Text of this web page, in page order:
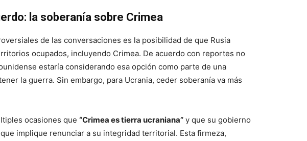
la soberanía sobre Crimea
de las conversaciones es la posibilidad de que Rusia
ocupados, incluyendo Crimea. De acuerdo con reportes no
estaría considerando esa opción como parte de una
la guerra. Sin embargo, para Ucrania, ceder soberanía va más
ocasiones que “Crimea es tierra ucraniana” y que su gobierno
implique renunciar a su integridad territorial. Esta firmeza,